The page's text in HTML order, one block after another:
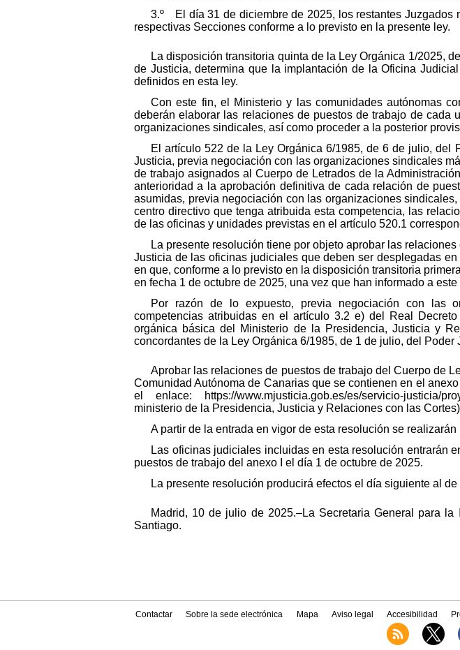
3.º El día 31 de diciembre de 2025, los restantes Juzgados
respectivas Secciones conforme a lo previsto en la presente ley.
La disposición transitoria quinta de la Ley Orgánica 1/2025,
de Justicia, determina que la implantación de la Oficina
definidos en esta ley.
Con este fin, el Ministerio y las comunidades autónomas
deberán elaborar las relaciones de puestos de trabajo de
organizaciones sindicales, así como proceder a la posterior
El artículo 522 de la Ley Orgánica 6/1985, de 6 de julio,
Justicia, previa negociación con las organizaciones sindicales
de trabajo asignados al Cuerpo de Letrados de la
anterioridad a la aprobación definitiva de cada relación de
asumidas, previa negociación con las organizaciones
centro directivo que tenga atribuida esta competencia, las
de las oficinas y unidades previstas en el artículo 520.1
La presente resolución tiene por objeto aprobar las
Justicia de las oficinas judiciales que deben ser desplegadas
en que, conforme a lo previsto en la disposición transitoria
en fecha 1 de octubre de 2025, una vez que han informado a
Por razón de lo expuesto, previa negociación con las
competencias atribuidas en el artículo 3.2 e) del Real
orgánica básica del Ministerio de la Presidencia, Justicia y
concordantes de la Ley Orgánica 6/1985, de 1 de julio, del Poder
Aprobar las relaciones de puestos de trabajo del Cuerpo de
Comunidad Autónoma de Canarias que se contienen en el
el enlace: https://www.mjusticia.gob.es/es/servicio-justicia/
ministerio de la Presidencia, Justicia y Relaciones con las
A partir de la entrada en vigor de esta resolución se
Las oficinas judiciales incluidas en esta resolución entrarán
puestos de trabajo del anexo I el día 1 de octubre de 2025.
La presente resolución producirá efectos el día siguiente al
Madrid, 10 de julio de 2025.–La Secretaria General para
Santiago.
Contactar Sobre la sede electrónica Mapa Aviso legal Accesibilidad